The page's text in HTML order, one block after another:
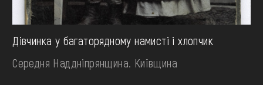
Дівчинка у багаторядному намисті і хлопчик
Середня Наддніпрянщина. Київщина